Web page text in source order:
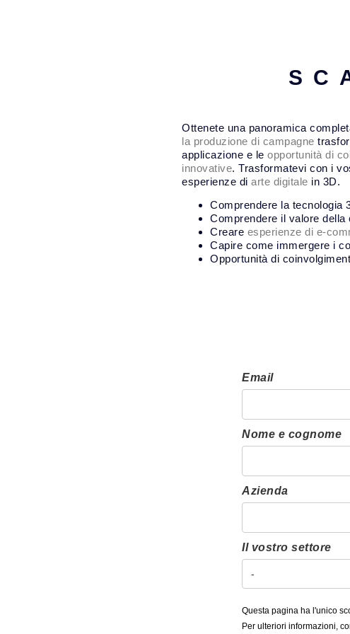
Ottenete una panoramica
la produzione di campagne
applicazione e le opportunità di
innovative. Trasformatevi con i
esperienze di arte digitale in 3D.
Comprendere la tecnologia
Comprendere il valore
Creare esperienze di e-
Capire come immergere i
Opportunità di
Email
Nome e cognome
Azienda
Il vostro settore
Questa pagina ha l'unico
Per ulteriori informazioni,